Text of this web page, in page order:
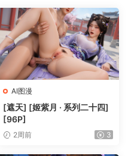
AI图漫
[遮天] [姬紫月 · 系列二十四]
[96P]
2周前 3